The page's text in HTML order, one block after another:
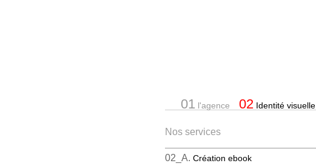
01 l'agence 02 Identité visuelle
Nos services
02_A. Création ebook